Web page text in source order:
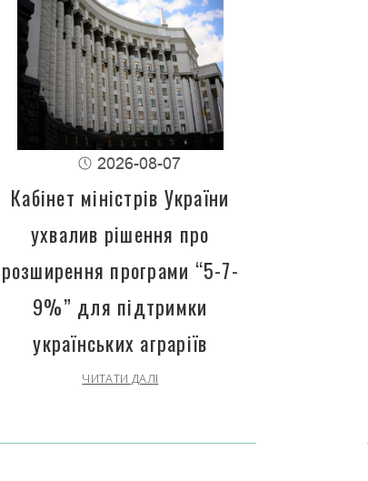
2026-08-07
Кабінет міністрів України
ухвалив рішення про
розширення програми “5-7-
9%” для підтримки
українських аграріїв
ЧИТАТИ ДАЛІ